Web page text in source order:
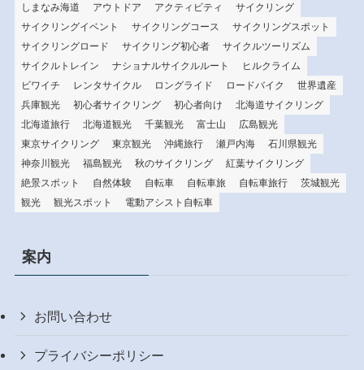
しまなみ海道 アウトドア アクティビティ
サイクリング
サイクリングイベント
サイクリングコース
サイクリングスポット
サイクリングロード
サイクリング初心者
サイクルツーリズム
サイクルトレイン
ナショナルサイクルルート
ヒルクライム
ビワイチ
レンタサイクル ロングライド ロードバイク
世界遺産
兵庫観光
初心者サイクリング 初心者向け
北海道サイクリング
北海道旅行
北海道観光 千葉観光 富士山
広島観光
東京サイクリング
東京観光 沖縄旅行 瀬戸内海
石川県観光
神奈川観光
福島観光 秋のサイクリング
紅葉サイクリング
絶景スポット
自然体験 自転車 自転車旅 自転車旅行
茨城観光
観光
観光スポット 電動アシスト自転車
案内
お問い合わせ
プライバシーポリシー